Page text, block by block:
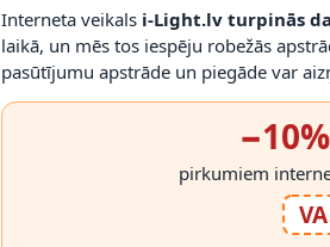
Interneta veikals i-Light.lv turpinās
laikā, un mēs tos iespēju robežās
pasūtījumu apstrāde un piegāde var
pirkumiem